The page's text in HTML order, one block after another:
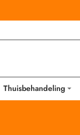
Thuisbehandeling